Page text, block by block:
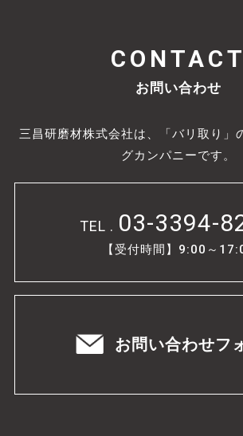
CONTACT
お問い合わせ
三昌研磨材株式会社は、「バリ取り」
グカンパニーです。
TEL . 03-3394-
【受付時間】9:00～
お問い合わせフ